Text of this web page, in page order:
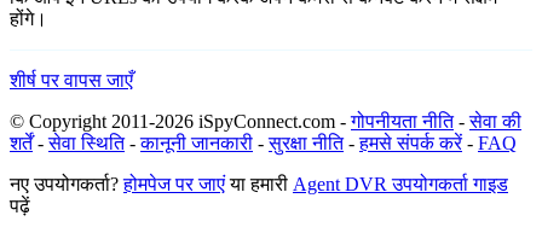
होंगे।
शीर्ष पर वापस जाएँ
© Copyright 2011-2026 iSpyConnect.com -गोपनीयता नीति-सेवा की
शर्तें-सेवा स्थिति-कानूनी जानकारी -सुरक्षा नीति-हमसे संपर्क करें- FAQ
नए उपयोगकर्ता?होमपेज पर जाएंया हमारी Agent DVR उपयोगकर्ता गाइड
पढ़ें